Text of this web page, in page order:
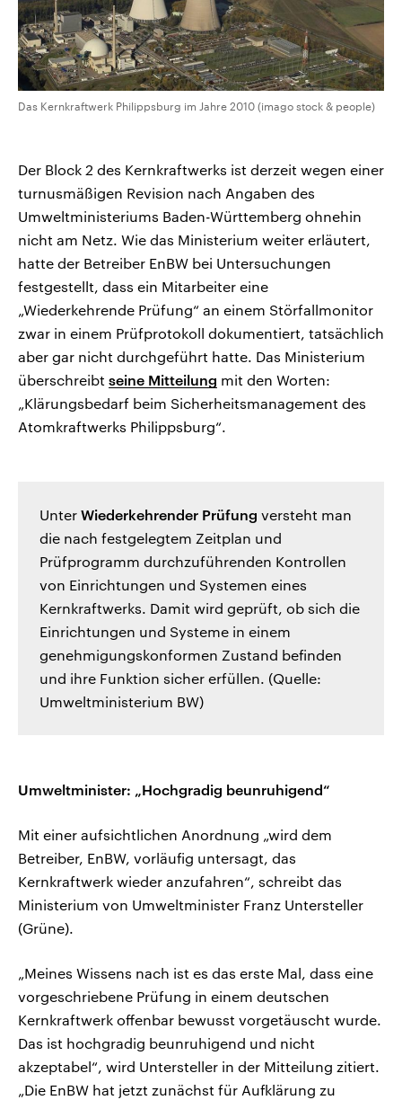
Das Kernkraftwerk Philippsburg im Jahre 2010 (imago stock & people)
Der Block 2 des Kernkraftwerks ist derzeit wegen einer
turnusmäßigen Revision nach Angaben des
Umweltministeriums Baden-Württemberg ohnehin
nicht am Netz. Wie das Ministerium weiter erläutert,
hatte der Betreiber EnBW bei Untersuchungen
festgestellt, dass ein Mitarbeiter eine
„Wiederkehrende Prüfung“ an einem Störfallmonitor
zwar in einem Prüfprotokoll dokumentiert, tatsächlich
aber gar nicht durchgeführt hatte. Das Ministerium
überschreibt seine Mitteilung mit den Worten:
„Klärungsbedarf beim Sicherheitsmanagement des
Atomkraftwerks Philippsburg“.
Unter Wiederkehrender Prüfung versteht man
die nach festgelegtem Zeitplan und
Prüfprogramm durchzuführenden Kontrollen
von Einrichtungen und Systemen eines
Kernkraftwerks. Damit wird geprüft, ob sich die
Einrichtungen und Systeme in einem
genehmigungskonformen Zustand befinden
und ihre Funktion sicher erfüllen. (Quelle:
Umweltministerium BW)
Umweltminister: „Hochgradig beunruhigend“
Mit einer aufsichtlichen Anordnung „wird dem
Betreiber, EnBW, vorläufig untersagt, das
Kernkraftwerk wieder anzufahren“, schreibt das
Ministerium von Umweltminister Franz Untersteller
(Grüne).
„Meines Wissens nach ist es das erste Mal, dass eine
vorgeschriebene Prüfung in einem deutschen
Kernkraftwerk offenbar bewusst vorgetäuscht wurde.
Das ist hochgradig beunruhigend und nicht
akzeptabel“, wird Untersteller in der Mitteilung zitiert.
„Die EnBW hat jetzt zunächst für Aufklärung zu